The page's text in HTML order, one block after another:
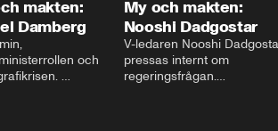
makten:
Damberg
och
My och makten:
Nooshi Dadgostar
V-ledaren Nooshi
pressas internt om
regeringsfrågan.